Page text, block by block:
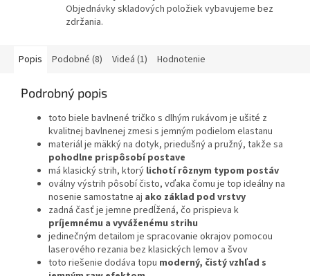
Objednávky skladových položiek vybavujeme bez
zdržania.
Popis Podobné (8) Videá (1) Hodnotenie
Podrobný popis
toto biele bavlnené tričko s dlhým rukávom je ušité z
kvalitnej bavlnenej zmesi s jemným podielom elastanu
materiál je mäkký na dotyk, priedušný a pružný, takže sa
pohodlne prispôsobí postave
má klasický strih, ktorý lichotí rôznym typom postáv
oválny výstrih pôsobí čisto, vďaka čomu je top ideálny na
nosenie samostatne aj ako základ pod vrstvy
zadná časť je jemne predĺžená, čo prispieva k
príjemnému a vyváženému strihu
jedinečným detailom je spracovanie okrajov pomocou
laserového rezania bez klasických lemov a švov
toto riešenie dodáva topu moderný, čistý vzhľad s